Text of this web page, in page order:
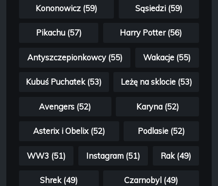
Kononowicz (59) Sąsiedzi (59)
Pikachu (57) Harry Potter (56)
Antyszczepionkowcy (55) Wakacje (55)
Kubuś Puchatek (53) Leżę na sklocie (53)
Avengers (52) Karyna (52)
Asterix i Obelix (52) Podlasie (52)
WW3 (51) Instagram (51) Rak (49)
Shrek (49) Czarnobyl (49)